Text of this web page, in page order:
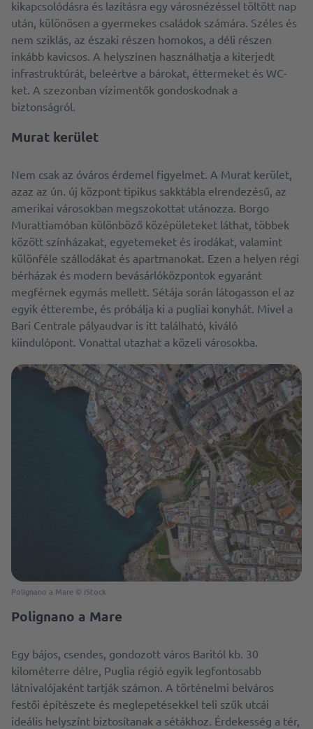
kikapcsolódásra és lazításra egy városnézéssel töltött nap
után, különösen a gyermekes családok számára. Széles és
nem sziklás, az északi részen homokos, a déli részen
inkább kavicsos. A helyszínen használhatja a kiterjedt
infrastruktúrát, beleértve a bárokat, éttermeket és WC-
ket. A szezonban vízimentők gondoskodnak a
biztonságról.
Murat kerület
Nem csak az óváros érdemel figyelmet. A Murat kerület,
azaz az ún. új központ tipikus sakktábla elrendezésű, az
amerikai városokban megszokottat utánozza. Borgo
Murattiamóban különböző középületeket láthat, többek
között színházakat, egyetemeket és irodákat, valamint
különféle szállodákat és apartmanokat. Ezen a helyen régi
bérházak és modern bevásárlóközpontok egyaránt
megférnek egymás mellett. Sétája során látogasson el az
egyik étterembe, és próbálja ki a pugliai konyhát. Mivel a
Bari Centrale pályaudvar is itt található, kiváló
kiindulópont. Vonattal utazhat a közeli városokba.
Polignano a Mare © iStock
Polignano a Mare
Egy bájos, csendes, gondozott város Baritól kb. 30
kilométerre délre, Puglia régió egyik legfontosabb
látnivalójaként tartják számon. A történelmi belváros
festői építészete és meglepetésekkel teli szűk utcái
ideális helyszínt biztosítanak a sétákhoz. Érdekesség a tér,